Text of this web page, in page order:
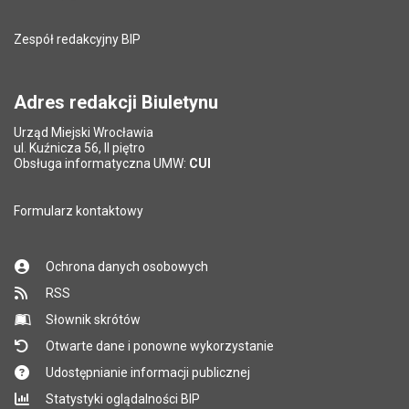
Pytanie antyspamowe
*
Pole wymagane
Zespół redakcyjny BIP
Adres redakcji Biuletynu
Urząd Miejski Wrocławia
ul. Kuźnicza 56, II piętro
Obsługa informatyczna UMW: CUI
Formularz kontaktowy
Ochrona danych osobowych
RSS
Słownik skrótów
Otwarte dane i ponowne wykorzystanie
Udostępnianie informacji publicznej
Statystyki oglądalności BIP